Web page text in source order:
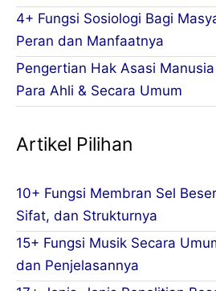
4+ Fungsi Sosiologi Bagi
Peran dan Manfaatnya
Pengertian Hak Asasi
Para Ahli & Secara Umum
Artikel Pilihan
10+ Fungsi Membran Sel
Sifat, dan Strukturnya
15+ Fungsi Musik Secara
dan Penjelasannya